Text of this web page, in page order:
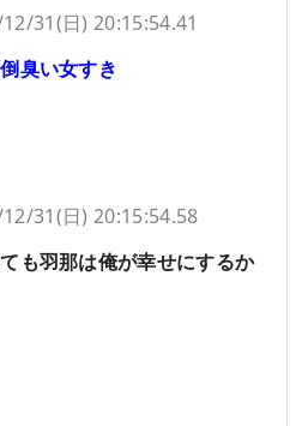
31(日) 20:15:54.41
臭い女すき
31(日) 20:15:54.58
も羽那は俺が幸せにするか